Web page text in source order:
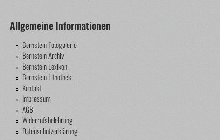
Allgemeine Informationen
Bernstein Fotogalerie
Bernstein Archiv
Bernstein Lexikon
Bernstein Lithothek
Kontakt
Impressum
AGB
Widerrufsbelehrung
Datenschutzerklärung